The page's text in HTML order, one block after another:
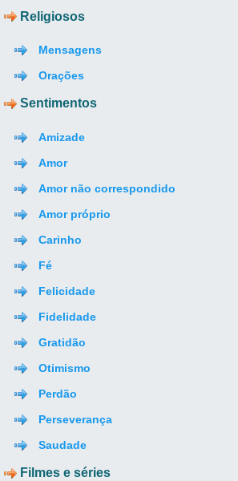
Religiosos
Mensagens
Orações
Sentimentos
Amizade
Amor
Amor não correspondido
Amor próprio
Carinho
Fé
Felicidade
Fidelidade
Gratidão
Otimismo
Perdão
Perseverança
Saudade
Filmes e séries